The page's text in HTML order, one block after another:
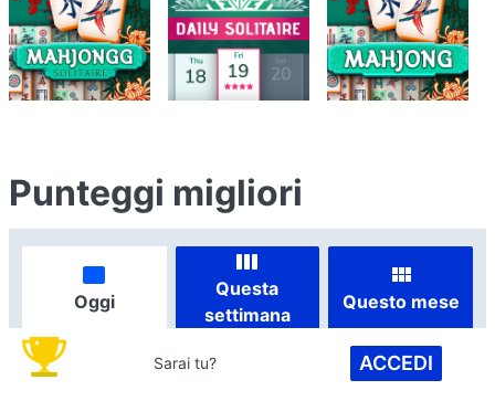
Punteggi migliori
Oggi
Questa
settimana
Questo mese
Sarai tu? ACCEDI